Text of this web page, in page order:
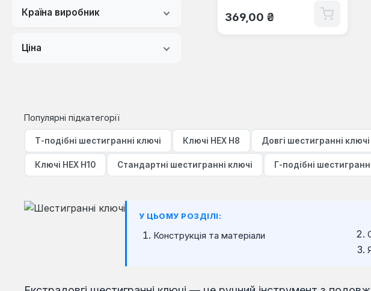
Країна виробник
Ціна
Звичайна ціна:
369,00 ₴
Популярні підкатегорії
Т-подібні шестигранні ключі Ключі HEX H8 Довгі шестигранні
Ключі HEX H10 Стандартні шестигранні ключі Г-подібні
У ЦЬОМУ РОЗДІЛІ:
Конструкція та матеріали